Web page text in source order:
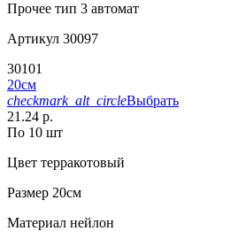
Прочее тип 3 автомат
Артикул 30097
30101
20см
checkmark_alt_circleВыбрать
21.24 р.
По 10 шт
Цвет терракотовый
Размер 20см
Материал нейлон